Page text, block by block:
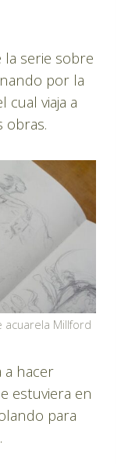
la serie sobre
por la
cual viaja a
obras.
acuarela Millford
a hacer
estuviera en
para